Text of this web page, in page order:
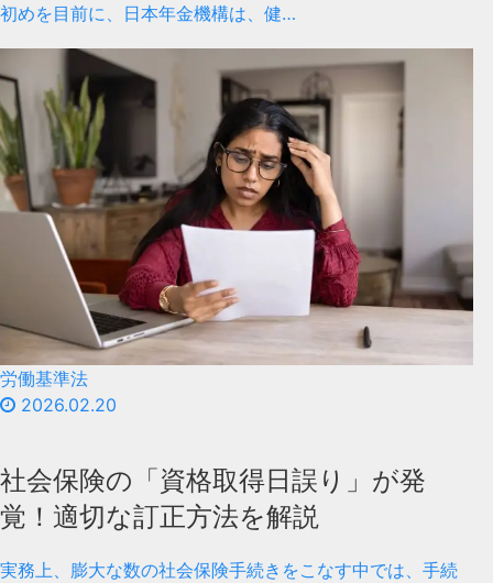
初めを目前に、日本年金機構は、健…
労働基準法
2026.02.20
社会保険の「資格取得日誤り」が発
覚！適切な訂正方法を解説
実務上、膨大な数の社会保険手続きをこなす中では、手続